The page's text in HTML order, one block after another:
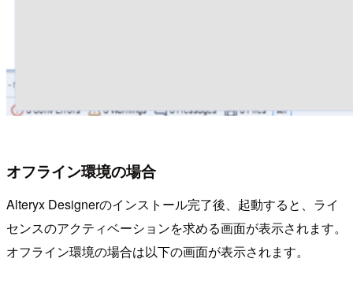
オフライン環境の場合
Alteryx Designerのインストール完了後、起動すると、ライ
センスのアクティベーションを求める画面が表示されます。
オフライン環境の場合は以下の画面が表示されます。